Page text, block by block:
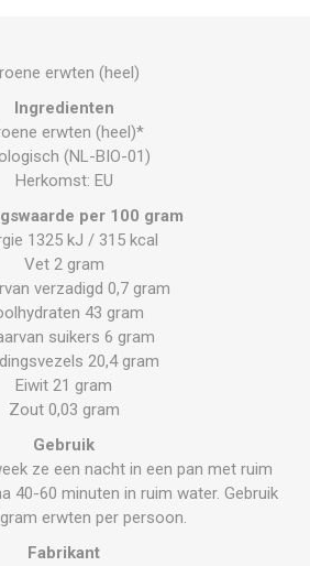
erwten (heel)
Ingredienten
erwten (heel)*
(NL-BIO-01)
Herkomst: EU
per 100 gram
1325 kJ / 315 kcal
Vet 2 gram
verzadigd 0,7 gram
43 gram
suikers 6 gram
20,4 gram
Eiwit 21 gram
Zout 0,03 gram
Gebruik
ze een nacht in een pan met ruim
40-60 minuten in ruim water. Gebruik
erwten per persoon.
Fabrikant